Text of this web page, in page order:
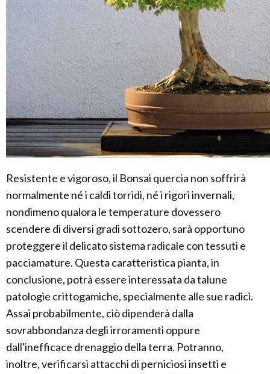
Resistente e vigoroso, il Bonsai quercia non soffrirà
normalmente né i caldi torridi, né i rigori invernali,
nondimeno qualora le temperature dovessero
scendere di diversi gradi sottozero, sarà opportuno
proteggere il delicato sistema radicale con tessuti e
pacciamature. Questa caratteristica pianta, in
conclusione, potrà essere interessata da talune
patologie crittogamiche, specialmente alle sue radici.
Assai probabilmente, ciò dipenderà dalla
sovrabbondanza degli irroramenti oppure
dall'inefficace drenaggio della terra. Potranno,
inoltre, verificarsi attacchi di perniciosi insetti e